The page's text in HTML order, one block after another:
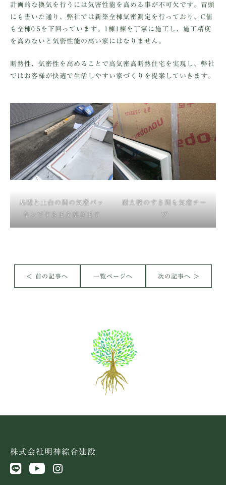
計画的な換気を行うには気密性能を高める事が不可欠です。冒頭
にも書いた通り、弊社では新築全棟気密測定を行っており、C値
も全棟0.5を下回っています。1棟1棟を丁寧に施工し、施工精度
を高めないと気密性能の高い家にはなりません。
断熱性、気密性を高めることで高気密高断熱住宅を実現し、弊社
ではお客様が快適で生活しやすい家づくりを提案していきます。
基礎と土台の間の気密パッ
キンですきまを塞ぎます
耐力壁のすき間も気密テー
プ
＜ 前の記事へ 一覧ページへ 次の記事へ ＞
株式会社明神綜合建設